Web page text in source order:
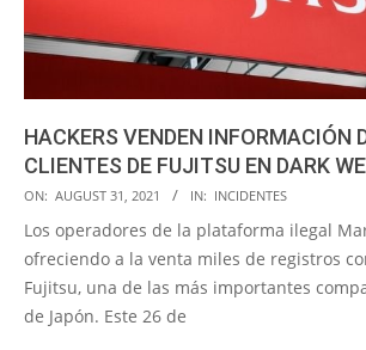
HACKERS VENDEN INFORMACIÓN
CLIENTES DE FUJITSU EN DARK
2021-
08-
31
ON: AUGUST 31, 2021 IN: INCIDENTES
Los operadores de la plataforma ilegal
ofreciendo a la venta miles de registros
Fujitsu, una de las más importantes
de Japón. Este 26 de